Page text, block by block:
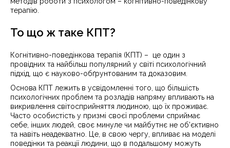
терапію.
То що ж таке КПТ?
Когнітивно-поведінкова терапія (КПТ) – це один з
провідних та найбільш популярний у світі психологічний
підхід, що є науково-обґрунтованим та доказовим.
Основа КПТ лежить в усвідомленні того, що більшість
психологічних проблем та розладів напряму впливають на
викривлення світосприйняття людиною, що їх проживає.
Часто особистість у призмі своєї проблеми сприймає
себе, інших людей, своє минуле чи майбутнє не об'єктивно
та навіть неадекватно. Це, в свою чергу, впливає на моделі
поведінки та реакції людини, що в подальшому можуть